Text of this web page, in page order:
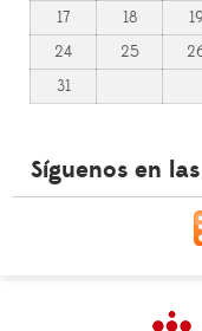
17
18
24
25
31
Síguenos en